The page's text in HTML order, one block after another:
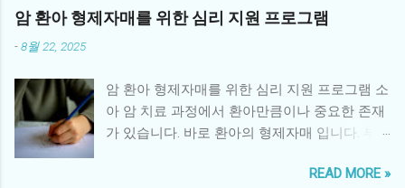
암 환아 형제자매를 위한 심리 지원 프로그램
-8월 22, 2025
암 환아 형제자매를 위한 심리 지원 프로그램 소
아 암 치료 과정에서 환아만큼이나 중요한 존재
가 있습니다. 바로 환아의 형제자매 입니다. 부
정서적 소외감을 느끼거나, 불안·우울 같은 심리
READ MORE »